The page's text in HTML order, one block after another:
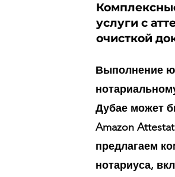
услуги с
очисткой
Выполнение
Дубае может
Amazon
предлагаем
нотариуса,